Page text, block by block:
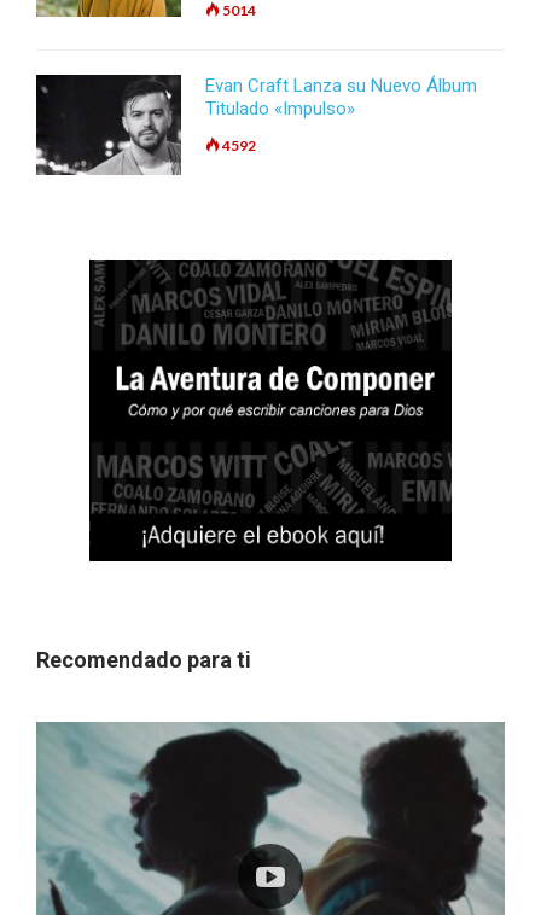
5014
Evan Craft Lanza su Nuevo Álbum
Titulado «Impulso»
4592
Recomendado para ti